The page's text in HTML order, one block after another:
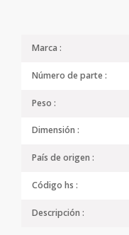
Marca :
Número de parte :
Peso :
Dimensión :
País de origen :
Código hs :
Descripción :